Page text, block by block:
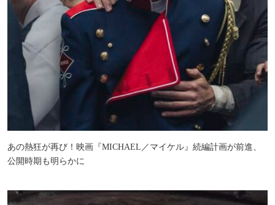
あの熱狂が再び！映画『MICHAEL／マイケル』続編計画が前進、
公開時期も明らかに